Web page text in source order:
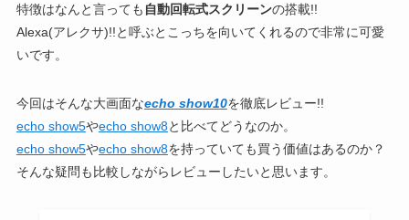
特徴はなんと言っても 自動回転式スクリーンの搭載!!
Alexa(アレクサ)!!と呼ぶとこっちを向いてくれるので非常に可愛
いです。
今回はそんな大画面なecho show10を徹底レビュー!!
echo show5やecho show8と比べてどうなのか。
echo show5やecho show8を持っていても買う価値はあるのか？
そんな疑問も比較しながらレビューしたいと思います。